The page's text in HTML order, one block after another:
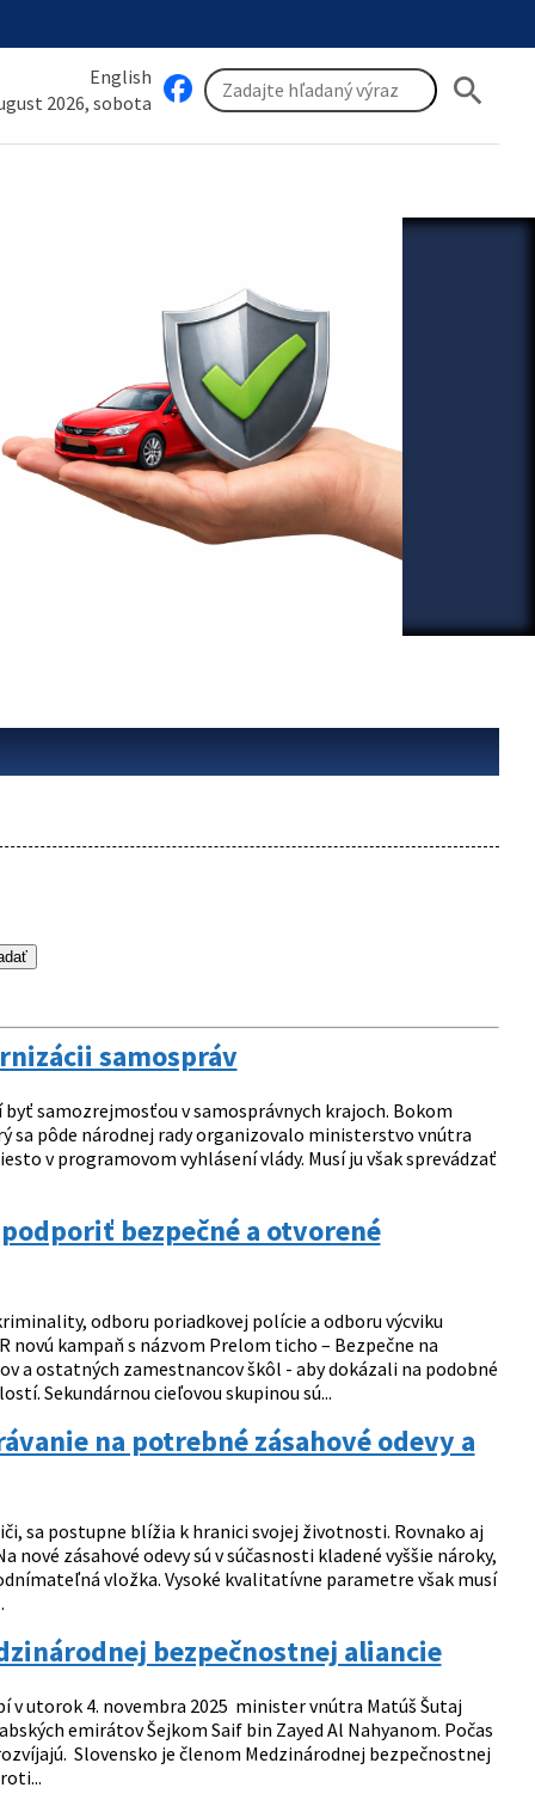
English
2026, sobota
search
samospráv
samozrejmosťou v samosprávnych krajoch. Bokom
pôde národnej rady organizovalo ministerstvo vnútra
v programovom vyhlásení vlády. Musí ju však sprevádzať
bezpečné a otvorené
odboru poriadkovej polície a odboru výcviku
novú kampaň s názvom Prelom ticho – Bezpečne na
a ostatných zamestnancov škôl - aby dokázali na podobné
Sekundárnou cieľovou skupinou sú...
na potrebné zásahové odevy a
sa postupne blížia k hranici svojej životnosti. Rovnako aj
zásahové odevy sú v súčasnosti kladené vyššie nároky,
vložka. Vysoké kvalitatívne parametre však musí
bezpečnostnej aliancie
v utorok 4. novembra 2025 minister vnútra Matúš Šutaj
emirátov Šejkom Saif bin Zayed Al Nahyanom. Počas
Slovensko je členom Medzinárodnej bezpečnostnej